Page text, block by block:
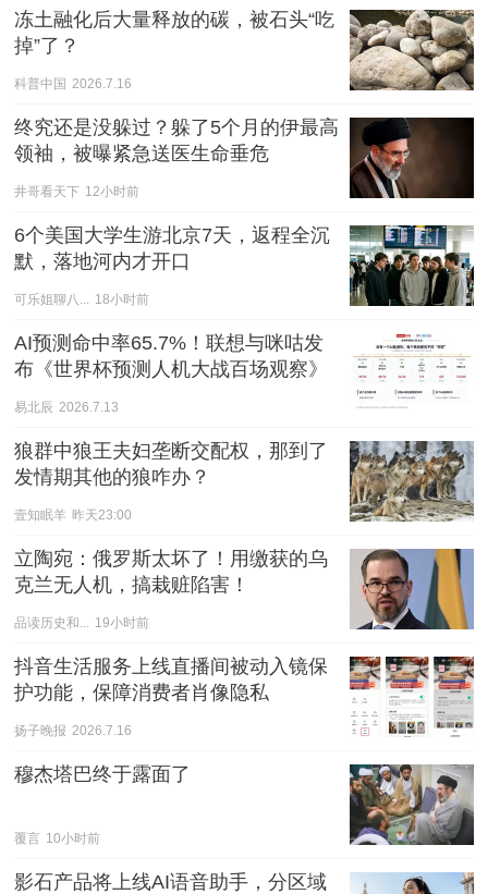
冻土融化后大量释放的碳，被石头“吃
掉”了？
科普中国 2026.7.16
终究还是没躲过？躲了5个月的伊最高
领袖，被曝紧急送医生命垂危
井哥看天下 12小时前
6个美国大学生游北京7天，返程全沉
默，落地河内才开口
可乐姐聊八... 18小时前
AI预测命中率65.7%！联想与咪咕发
布《世界杯预测人机大战百场观察》
易北辰 2026.7.13
狼群中狼王夫妇垄断交配权，那到了
发情期其他的狼咋办？
壹知眠羊 昨天23:00
立陶宛：俄罗斯太坏了！用缴获的乌
克兰无人机，搞栽赃陷害！
品读历史和... 19小时前
抖音生活服务上线直播间被动入镜保
护功能，保障消费者肖像隐私
扬子晚报 2026.7.16
穆杰塔巴终于露面了
覆言 10小时前
影石产品将上线AI语音助手，分区域